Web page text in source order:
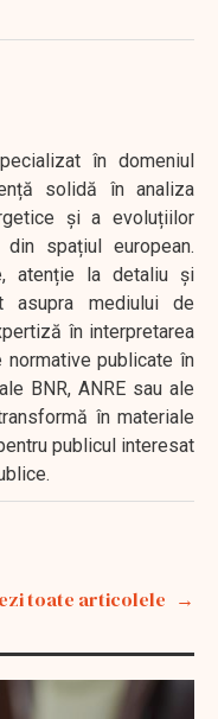
în domeniul
solidă în analiza
și a evoluțiilor
spațiul european.
atenție la detaliu și
asupra mediului de
în interpretarea
publicate în
BNR, ANRE sau ale
în materiale
publicul interesat
toate articolele